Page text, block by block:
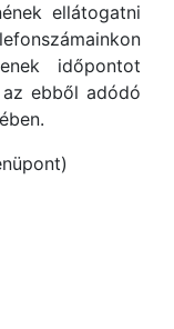
ellátogatni
időpontot
ebből adódó